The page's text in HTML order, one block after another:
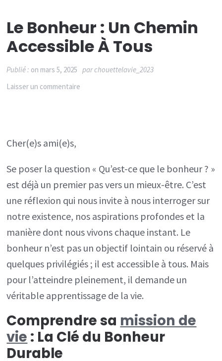
Le Bonheur : Un Chemin
Accessible À Tous
Publié : on mars 5, 2025 parchouettelavie_2023
Laisser un commentaire
Chemin
Cher(e)s ami(e)s,
Se poser la question « Qu’est-ce que le bonheur ? »
est déjà un premier pas vers un mieux-être. C’est
une réflexion qui nous invite à nous interroger sur
notre existence, nos aspirations profondes et la
manière dont nous vivons chaque instant. Le
bonheur n’est pas un objectif lointain ou réservé à
quelques privilégiés ; il est accessible à tous. Mais
pour l’atteindre pleinement, il demande un
véritable apprentissage de la vie.
Comprendre sa mission de
vie : La Clé du Bonheur
Durable